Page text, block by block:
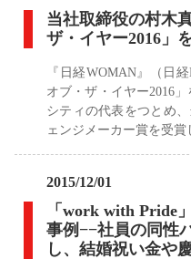
当社取締役の村木
ザ・イヤー2016」
『日経WOMAN』（日
オブ・ザ・イヤー2016
シティの代表をつとめ
ェンジメーカー賞を受賞
2015/12/01
「work with Pride
事例−−社員の同性
し、結婚祝い金や